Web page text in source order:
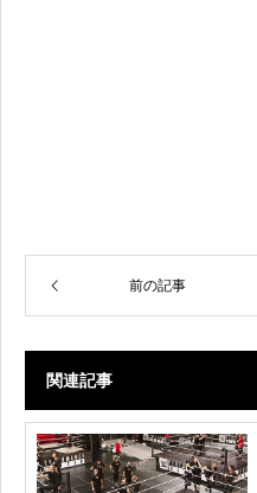
前の記事
関連記事